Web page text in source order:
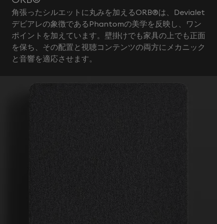
角張ったシルエットに丸みを加えるORB®️は、Devialet
デビアレの象徴であるPhantomの美学を反映し、ワン
ポイントを加えています。壁掛けでも家具の上でも正面
を保ち、その配置と視聴コンテンツの両方にメカニック
と音響を適応させます。